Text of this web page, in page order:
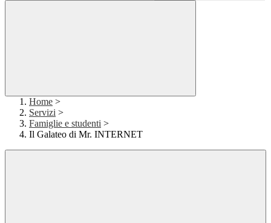
Home >
Servizi >
Famiglie e studenti >
Il Galateo di Mr. INTERNET